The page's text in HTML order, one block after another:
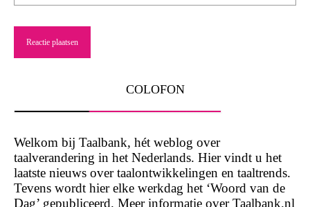
COLOFON
Welkom bij Taalbank, hét weblog over
taalverandering in het Nederlands. Hier vindt u het
laatste nieuws over taalontwikkelingen en taaltrends.
Tevens wordt hier elke werkdag het ‘Woord van de
Dag’ gepubliceerd. Meer informatie over Taalbank.nl